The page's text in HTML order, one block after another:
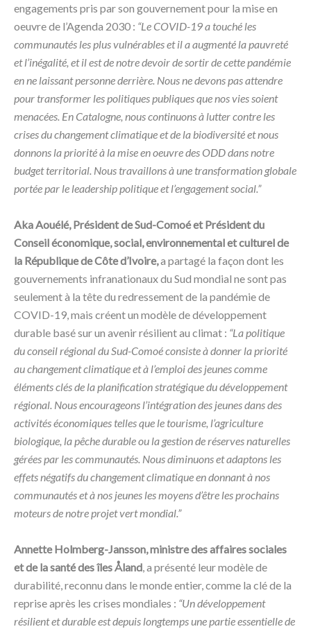
engagements pris par son gouvernement pour la mise en
oeuvre de l’Agenda 2030 : “Le COVID-19 a touché les
communautés les plus vulnérables et il a augmenté la pauvreté
et l’inégalité, et il est de notre devoir de sortir de cette pandémie
en ne laissant personne derrière. Nous ne devons pas attendre
pour transformer les politiques publiques que nos vies soient
menacées. En Catalogne, nous continuons à lutter contre les
crises du changement climatique et de la biodiversité et nous
donnons la priorité à la mise en oeuvre des ODD dans notre
budget territorial. Nous travaillons à une transformation globale
portée par le leadership politique et l’engagement social.”
Aka Aouélé, Président de Sud-Comoé et Président du
Conseil économique, social, environnemental et culturel de
la République de Côte d’Ivoire,a partagé la façon dont les
gouvernements infranationaux du Sud mondial ne sont pas
seulement à la tête du redressement de la pandémie de
COVID-19, mais créent un modèle de développement
durable basé sur un avenir résilient au climat : “La politique
du conseil régional du Sud-Comoé consiste à donner la priorité
au changement climatique et à l’emploi des jeunes comme
éléments clés de la planification stratégique du développement
régional. Nous encourageons l’intégration des jeunes dans des
activités économiques telles que le tourisme, l’agriculture
biologique, la pêche durable ou la gestion de réserves naturelles
gérées par les communautés. Nous diminuons et adaptons les
effets négatifs du changement climatique en donnant à nos
communautés et à nos jeunes les moyens d’être les prochains
moteurs de notre projet vert mondial.”
Annette Holmberg-Jansson, ministre des affaires sociales
et de la santé des îles Åland, a présenté leur modèle de
durabilité, reconnu dans le monde entier, comme la clé de la
reprise après les crises mondiales : “Un développement
résilient et durable est depuis longtemps une partie essentielle de